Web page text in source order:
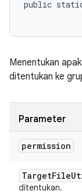
public static
Menentukan
ditentukan ke
Parameter
permission
TargetFile
ditentukan.